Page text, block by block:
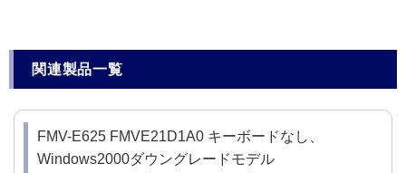
関連製品一覧
FMV-E625 FMVE21D1A0 キーボードなし、
Windows2000ダウングレードモデル